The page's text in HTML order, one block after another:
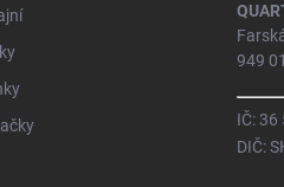
949
IČ: 36
DIČ: